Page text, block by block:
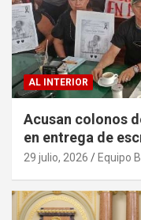
AL INTERIOR
Acusan colonos
en entrega de
29 julio, 2026 Equipo